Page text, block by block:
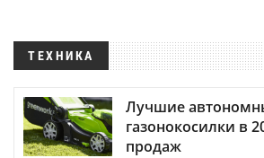
ТЕХНИКА
Лучшие
газонокосилки в
продаж